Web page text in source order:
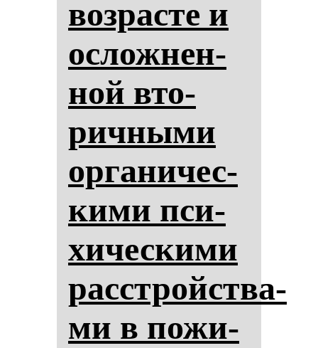
воз­рас­те и
ос­лож­нен­
ной вто­
рич­ны­ми
ор­га­ни­чес­
ки­ми пси­
хи­чес­ки­ми
расстройства­
ми в по­жи­